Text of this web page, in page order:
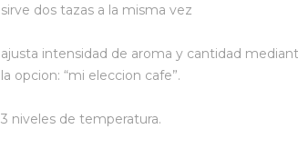
sirve dos tazas a la misma vez
ajusta intensidad de aroma y cantidad
la opcion: “mi eleccion cafe”.
3 niveles de temperatura.